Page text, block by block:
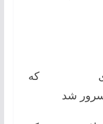
مپوی كه
شد